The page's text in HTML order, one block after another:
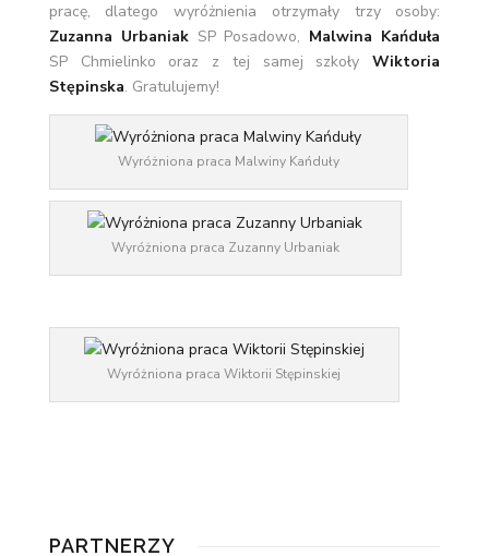
pracę, dlatego wyróżnienia otrzymały trzy osoby:
Zuzanna UrbaniakSP Posadowo, Malwina Kańduła
SP Chmielinko oraz z tej samej szkołyWiktoria
Stępinska. Gratulujemy!
Wyróżniona praca Malwiny Kańduły
Wyróżniona praca Zuzanny Urbaniak
Wyróżniona praca Wiktorii Stępinskiej
PARTNERZY